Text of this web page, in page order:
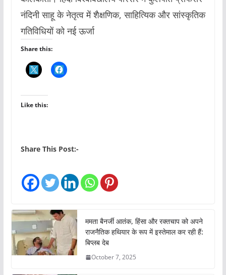
नंदिनी साहू के नेतृत्व में शैक्षणिक, साहित्यिक और सांस्कृतिक
गतिविधियों को नई ऊर्जा
Share this:
Like this:
Share This Post:-
ममता बैनर्जी आतंक, हिंसा और रक्तचाप को अपने
राजनैतिक हथियार के रूप में इस्तेमाल कर रही हैं:
बिप्लब देब
October 7, 2025